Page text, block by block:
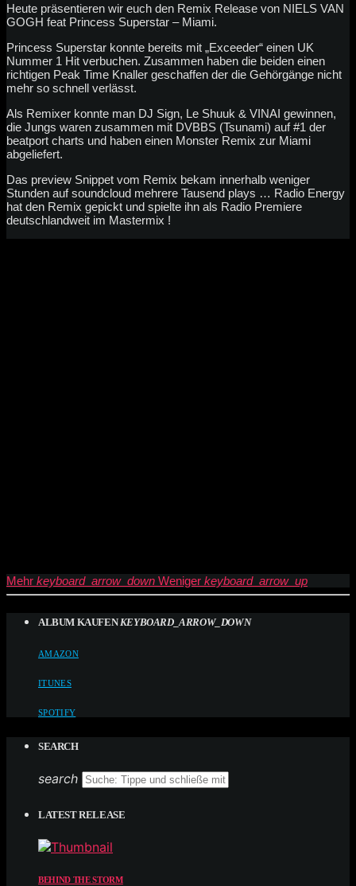
Heute präsentieren wir euch den Remix Release von NIELS VAN
GOGH feat Princess Superstar – Miami.
Princess Superstar konnte bereits mit „Exceeder“ einen UK
Nummer 1 Hit verbuchen. Zusammen haben die beiden einen
richtigen Peak Time Knaller geschaffen der die Gehörgänge nicht
mehr so schnell verlässt.
Als Remixer konnte man DJ Sign, Le Shuuk & VINAI gewinnen,
die Jungs waren zusammen mit DVBBS (Tsunami) auf #1 der
beatport charts und haben einen Monster Remix zur Miami
abgeliefert.
Das preview Snippet vom Remix bekam innerhalb weniger
Stunden auf soundcloud mehrere Tausend plays … Radio Energy
hat den Remix gepickt und spielte ihn als Radio Premiere
deutschlandweit im Mastermix !
Mehr keyboard_arrow_down Weniger keyboard_arrow_up
ALBUM KAUFEN KEYBOARD_ARROW_DOWN
AMAZON
ITUNES
SPOTIFY
SEARCH
search
LATEST RELEASE
BEHIND THE STORM